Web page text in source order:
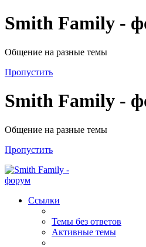
Smith Family -
Общение на разные темы
Пропустить
Smith Family -
Общение на разные темы
Пропустить
Ссылки
Темы без ответов
Активные темы